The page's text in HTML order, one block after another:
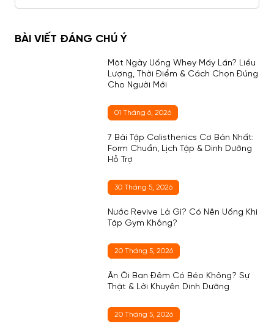
BÀI VIẾT ĐÁNG CHÚ Ý
Một Ngày Uống Whey Mấy Lần? Liều
Lượng, Thời Điểm & Cách Chọn Đúng
Cho Người Mới
01 Tháng 6, 2026
7 Bài Tập Calisthenics Cơ Bản Nhất:
Form Chuẩn, Lịch Tập & Dinh Dưỡng
Hỗ Trợ
30 Tháng 5, 2026
Nước Revive Là Gì? Có Nên Uống Khi
Tập Gym Không?
20 Tháng 5, 2026
Ăn Ổi Ban Đêm Có Béo Không? Sự
Thật & Lời Khuyên Dinh Dưỡng
20 Tháng 5, 2026